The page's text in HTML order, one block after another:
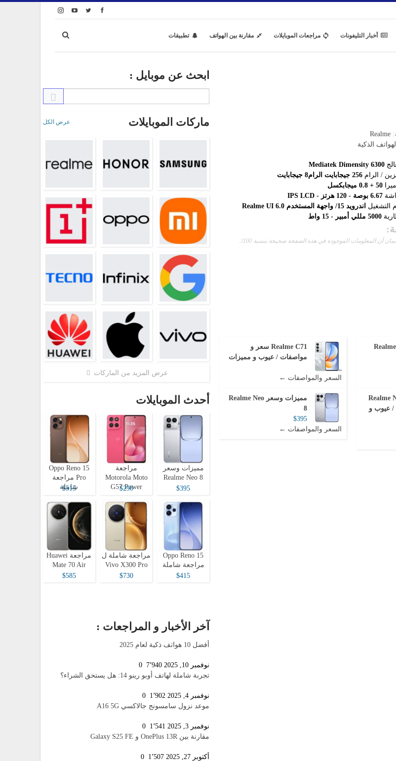
أخبار التليفونات مراجعات الموبايلات مقارنة بين الهواتف تطبيقات
Realme
الهواتف الذكية
Mediatek Dimensity 6300
/ الرام 256 جيجابايت الرام8 جيجابايت
50 + 0.8 ميجابكسل
6.67 بوصة - 120 هرتز - IPS LCD
التشغيل اندرويد 15/ واجهة المستخدم Realme UI 6.0
5000 مللي أمبير - 15 واط
أن المعلومات الموجودة في هذه الصفحة صحيحة بنسبة 100٪.
سعر ومواصفات Realme
Realme C71 سعر و
مواصفات / عيوب و مميزات
السعر والمواصفات ←
Realme
عيوب و
مميزات وسعر Realme Neo
8
$395
السعر والمواصفات ←
ابحث عن موبايل :
ماركات الموبايلات عرض الكل
عرض المزيد من الماركات
أحدث الموبايلات
مميزات وسعر
Realme Neo 8
$395
مراجعة
Motorola Moto
G57 Power
$290
Oppo Reno 15
Pro مراجعة
شاملة
$515
Oppo Reno 15
مراجعة شاملة
$415
مراجعة شاملة ل
Vivo X300 Pro
$730
مراجعة Huawei
Mate 70 Air
$585
آخر الأخبار و المراجعات :
أفضل 10 هواتف ذكية لعام 2025
نوفمبر 10, 2025 7٬940
تجربة شاملة لهاتف أوبو رينو 14: هل يستحق الشراء؟
نوفمبر 4, 2025 1٬902
موعد نزول سامسونج جالاكسي A16 5G
نوفمبر 3, 2025 1٬541
مقارنة بين OnePlus 13R و Galaxy S25 FE
أكتوبر 27, 2025 1٬507